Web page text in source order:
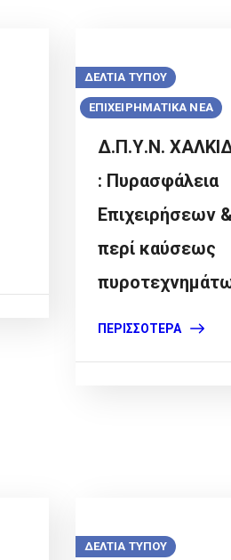
ΔΕΛΤΙΑ ΤΥΠΟΥ
ΕΠΙΧΕΙΡΗΜΑΤΙΚΑ ΝΕΑ
Δ.Π.Υ.N.
: Πυρασφάλεια
Επιχειρήσεων
περί καύσεως
ΠΕΡΙΣΣΌΤΕΡΑ
ΔΕΛΤΙΑ ΤΥΠΟΥ